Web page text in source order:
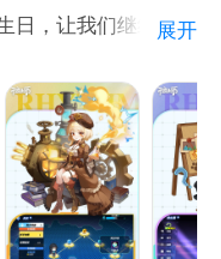
日，让我们继续延
你在手机上体验经典
特性加入音轨滑动
指随着旋律跳舞的感
确保每个谱面的手感
展开